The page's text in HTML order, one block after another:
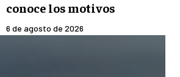
conoce los motivos
6 de agosto de 2026